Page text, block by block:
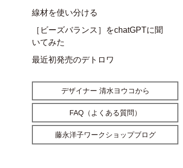
線材を使い分ける
［ビーズバランス］をchatGPTに聞
いてみた
最近初発売のデトロワ
デザイナー 清水ヨウコから
FAQ（よくある質問）
藤永洋子ワークショップブログ